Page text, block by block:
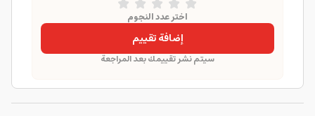
اختر عدد النجوم
إضافة تقييم
سيتم نشر تقييمك بعد المراجعة